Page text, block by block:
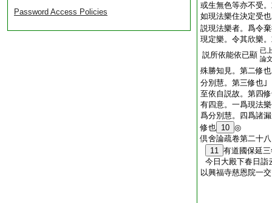
Password Access Policies
或生無色等亦不受
如現法樂住決定受
説現法樂者。爲令
現定樂。令其欣樂
説所依能依已顯 已
論
殊勝知見。第二
分別慧。第三修
至依自説故。第四
有四意。一爲現法
爲分別慧。四爲諸
修也 10 ◎
倶舍論疏卷第二十八
11 有道國保延
今日大殿下春日詣
以興福寺慈恩院一